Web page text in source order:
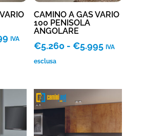
Fascia
prezzo:
€5.270
a
€5.999
IVA
CAMINO A GAS VARIO
100 PENISOLA
ANGOLARE
€5.260 - €5.995Fascia
€5.995
IVA
esclusa